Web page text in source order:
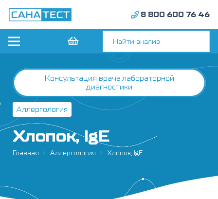
8 800 600 76 46
Консультация врача лабораторной
диагностики
Аллергология
Хлопок, IgE
Главная Аллергология Хлопок, IgE